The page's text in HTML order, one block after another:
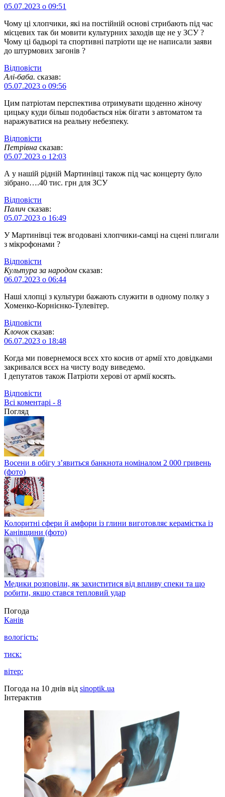
05.07.2023 о 09:51
Чому ці хлопчики, які на постійній основі стрибають під час
місцевих так би мовити культурних заходів ще не у ЗСУ ?
Чому ці бадьорі та спортивні патріоти ще не написали заяви
до штурмових загонів ?
Відповіcти
Алі-баба. сказав:
05.07.2023 о 09:56
Цим патріотам перспектива отримувати щоденно жіночу
цицьку куди більш подобається ніж бігати з автоматом та
наражуватися на реальну небезпеку.
Відповіcти
Петрівна сказав:
05.07.2023 о 12:03
А у нашій рідній Мартинівці також під час концерту було
зібрано….40 тис. грн для ЗСУ
Відповіcти
Палич сказав:
05.07.2023 о 16:49
У Мартинівці теж вгодовані хлопчики-самці на сцені плигали
з мікрофонами ?
Відповіcти
Культура за народом сказав:
06.07.2023 о 06:44
Наші хлопці з культури бажають служити в одному полку з
Хоменко-Корнієнко-Тулевітер.
Відповіcти
Клочок сказав:
06.07.2023 о 18:48
Когда ми повернемося всєх хто косив от армії хто довідками
закривался всєх на чисту воду виведемо.
І депутатов також Патріоти херові от армії косять.
Відповіcти
Всі коментарі - 8
Погляд
Восени в обігу з’явиться банкнота номіналом 2 000 гривень
(фото)
Колоритні сфери й амфори із глини виготовляє керамістка із
Канівщини (фото)
Медики розповіли, як захиститися від впливу спеки та що
робити, якщо стався тепловий удар
Погода
Канів
вологість:
тиск:
вітер:
Погода на 10 днів від sinoptik.ua
Інтерактив